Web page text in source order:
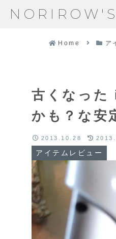
Home ア
古くなった
かも？な安
アイテムレビュー
2013.10.28